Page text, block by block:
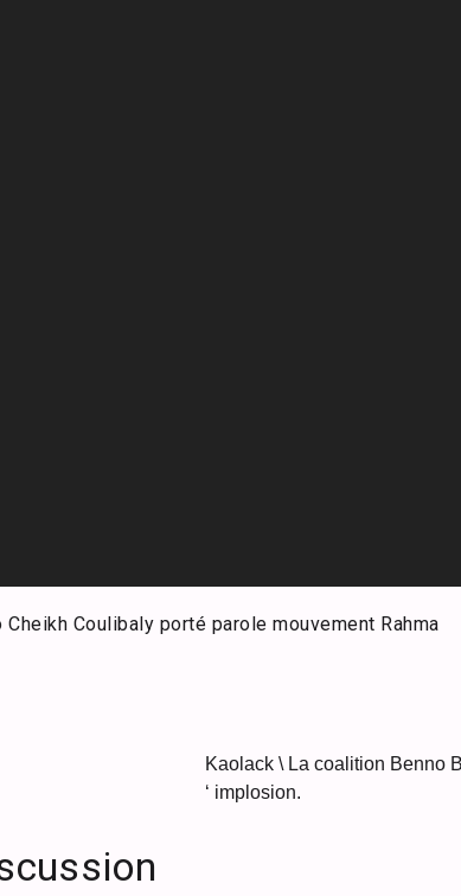
Cheikh Coulibaly porté parole mouvement Rahma
Kaolack \ La coalition Benno
‘ implosion.